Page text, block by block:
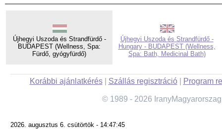
Újhegyi Uszoda és Strandfürdő -
BUDAPEST (Wellness, Spa:
Fürdő, gyógyfürdő)
Újhegyi Uszoda és Strandfürdő -
Hungary - BUDAPEST (Wellness,
Spa: Bath, Medicinal Bath)
Korábbi ajánlatkérés| Szállás regisztráció| Program
© 1989 - 2026
2026. augusztus 6. csütörtök - 14:47:45